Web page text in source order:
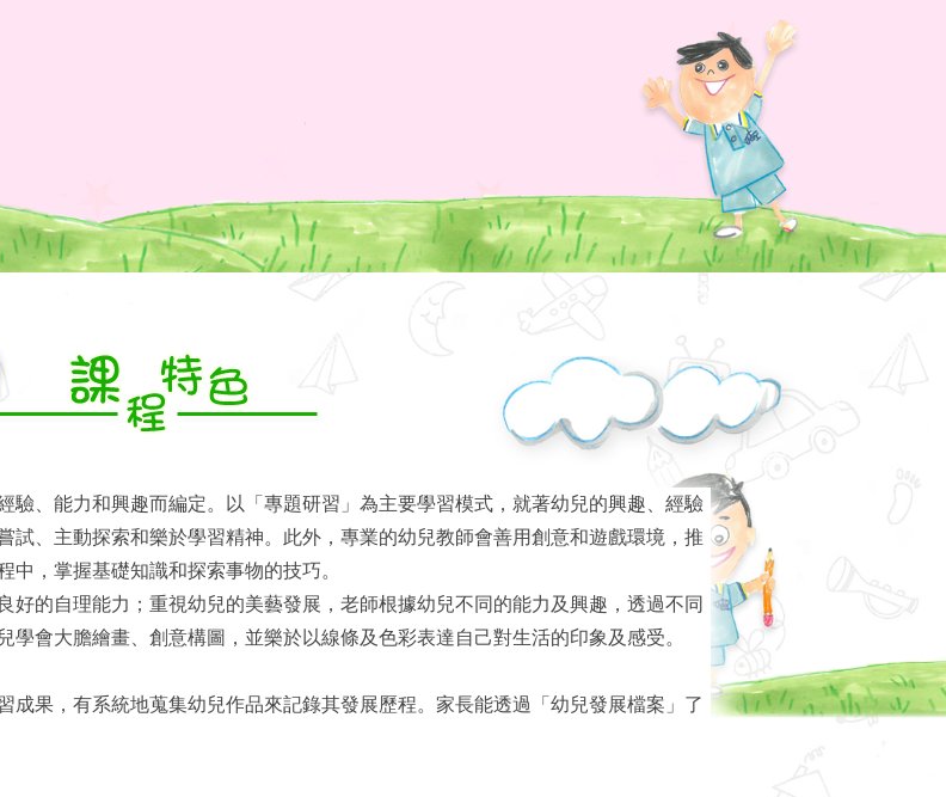
驗、能力和興趣而編定。以「專題研習」為主要學習模式，就著幼兒的興趣、經驗
試、主動探索和樂於學習精神。此外，專業的幼兒教師會善用創意和遊戲環境，推
，掌握基礎知識和探索事物的技巧。
好的自理能力；重視幼兒的美藝發展，老師根據幼兒不同的能力及興趣，透過不同
會大膽繪畫、創意構圖，並樂於以線條及色彩表達自己對生活的印象及感受。
成果，有系統地蒐集幼兒作品來記錄其發展歷程。家長能透過「幼兒發展檔案」了